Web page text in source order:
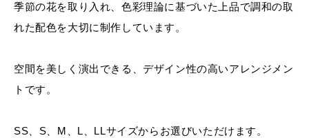
季節の花を取り入れ、色彩理論に基づいた上品で調和の取
れた配色を大切に制作しています。
空間を美しく演出できる、デザイン性の高いアレンジメン
トです。
SS、S、M、L、LLサイズからお選びいただけます。